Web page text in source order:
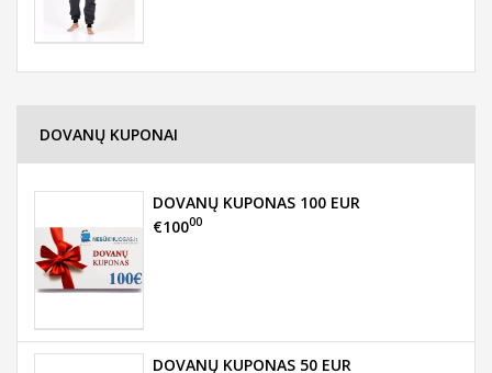
DOVANŲ KUPONAI
DOVANŲ KUPONAS 100 EUR
€10000
DOVANŲ KUPONAS 50 EUR